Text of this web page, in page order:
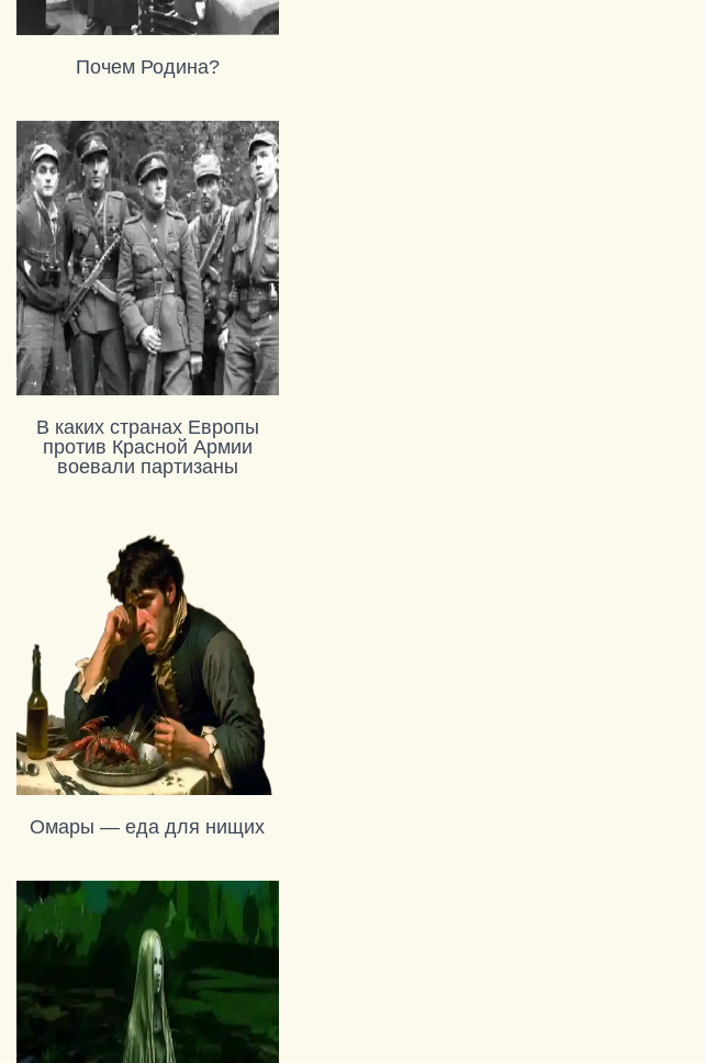
Почем Родина?
В каких странах Европы
против Красной Армии
воевали партизаны
Омары — еда для нищих